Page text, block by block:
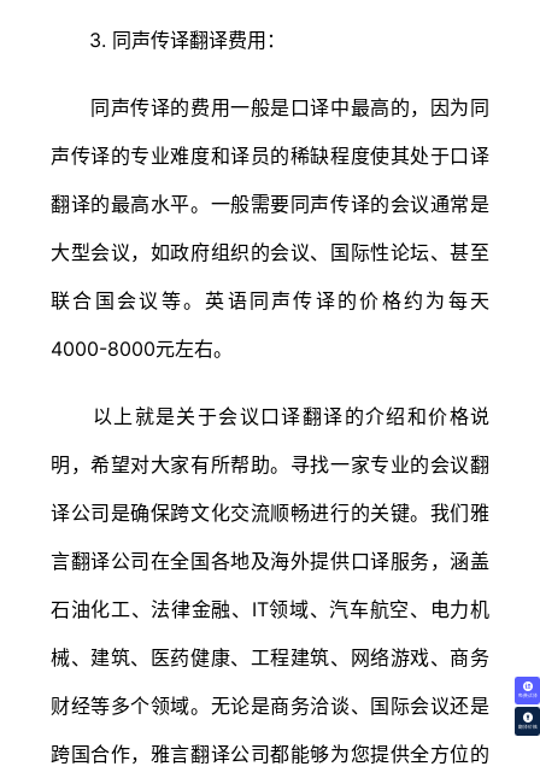
免费试译
翻译价格
3. 同声传译翻译费用：
同声传译的费用一般是口译中最高的，因为同
声传译的专业难度和译员的稀缺程度使其处于口译
翻译的最高水平。一般需要同声传译的会议通常是
大型会议，如政府组织的会议、国际性论坛、甚至
联合国会议等。英语同声传译的价格约为每天
4000-8000元左右。
以上就是关于会议口译翻译的介绍和价格说
明，希望对大家有所帮助。寻找一家专业的会议翻
译公司是确保跨文化交流顺畅进行的关键。我们雅
言翻译公司在全国各地及海外提供口译服务，涵盖
石油化工、法律金融、IT领域、汽车航空、电力机
械、建筑、医药健康、工程建筑、网络游戏、商务
财经等多个领域。无论是商务洽谈、国际会议还是
跨国合作，雅言翻译公司都能够为您提供全方位的